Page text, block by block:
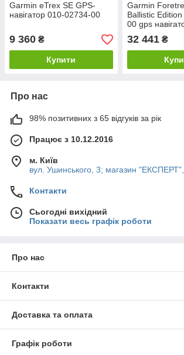
Garmin eTrex SE GPS-
навігатор 010-02734-00
9 360 ₴
Купити
Garmin
Ballistic
00 gps
32 441₴
Про нас
98% позитивних з 65 відгуків за рік
Працює з 10.12.2016
м. Київ
вул. Ушинського, 3; магазин "ЕКСПЕРТ",
Контакти
Сьогодні вихідний
Показати весь графік роботи
Про нас
Контакти
Доставка та оплата
Графік роботи